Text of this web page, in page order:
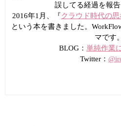
誤してる経過を報告
2016年1月、『クラウド時代の
という本を書きました。
マです。
BLOG： 単純作業
Twitter：